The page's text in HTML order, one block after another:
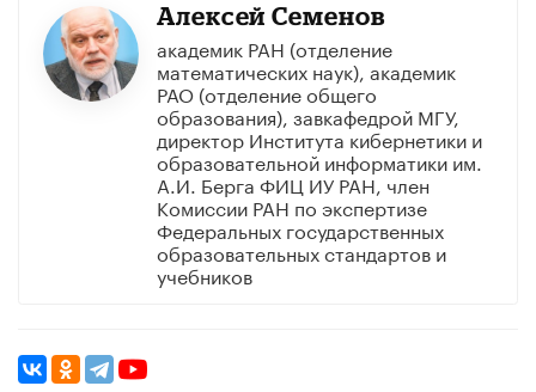
Алексей Семенов
академик РАН (отделение
математических наук), академик
РАО (отделение общего
образования), завкафедрой МГУ,
директор Института кибернетики и
образовательной информатики им.
А.И. Берга ФИЦ ИУ РАН, член
Комиссии РАН по экспертизе
Федеральных государственных
образовательных стандартов и
учебников